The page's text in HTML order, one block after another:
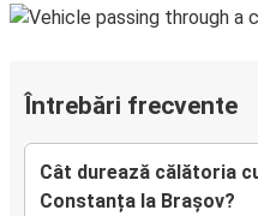
Întrebări frecvente
Cât durează călătoria
Constanța la Brașov?